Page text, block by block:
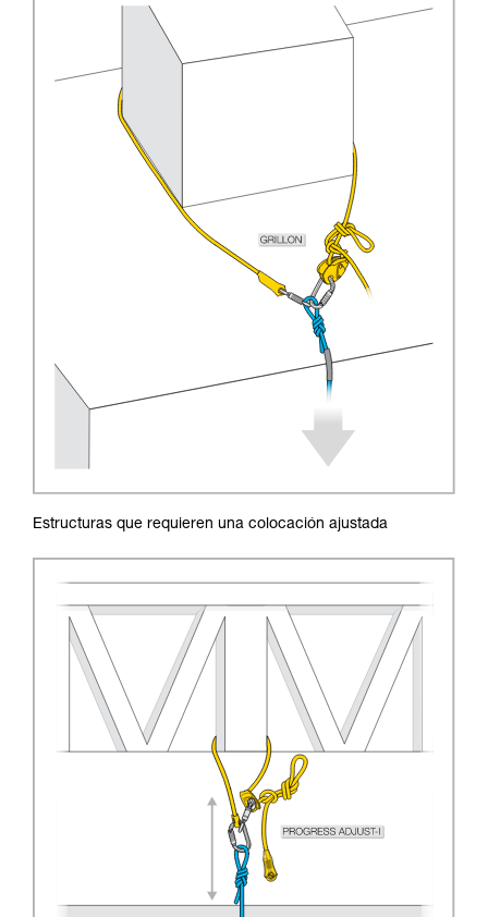
Estructuras que requieren una colocación ajustada